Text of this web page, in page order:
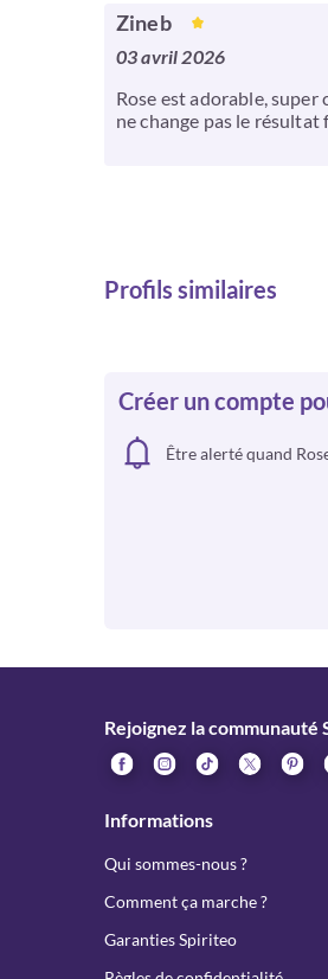
Zineb
03 avril 2026
Rose est adorable,
ne change pas le
Profils similaires
Créer un compte
Être alerté quand
Rejoignez la communauté
Informations
Qui sommes-nous ?
Comment ça marche ?
Garanties Spiriteo